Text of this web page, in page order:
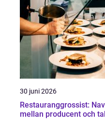
30 juni 2026
Restauranggrossist:
mellan producent och